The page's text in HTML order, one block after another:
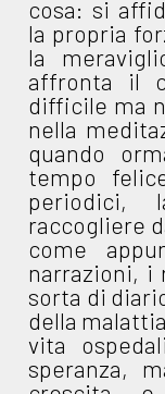
cosa: si
la propria
la
affronta il
difficile ma
nella
quando
tempo
periodici,
raccogliere
come
narrazioni, i
sorta di
della
vita
speranza,